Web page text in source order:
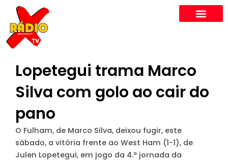
content
Lopetegui trama Marco
Silva com golo ao cair do
pano
O Fulham, de Marco Silva, deixou fugir, este
sábado, a vitória frente ao West Ham (1-1), de
Julen Lopetegui, em jogo da 4.ª jornada da